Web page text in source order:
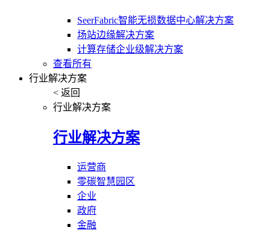
SeerFabric智能无损数据中心解决方案
场站边缘解决方案
计算存储企业级解决方案
查看所有
行业解决方案
< 返回
行业解决方案
行业解决方案
运营商
零碳智慧园区
企业
政府
金融